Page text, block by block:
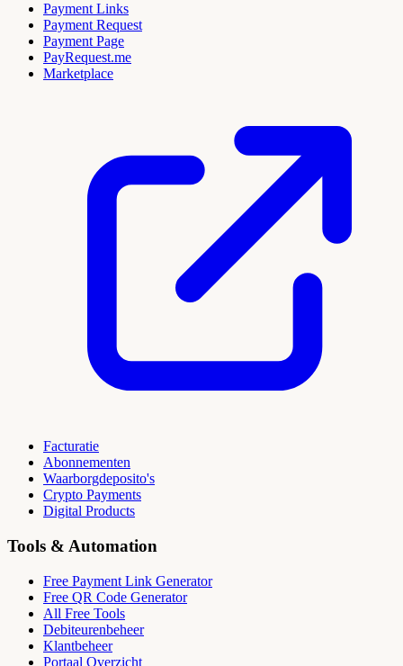
Payment Links
Payment Request
Payment Page
PayRequest.me
Marketplace
Facturatie
Abonnementen
Waarborgdeposito's
Crypto Payments
Digital Products
Tools & Automation
Free Payment Link Generator
Free QR Code Generator
All Free Tools
Debiteurenbeheer
Klantbeheer
Portaal Overzicht